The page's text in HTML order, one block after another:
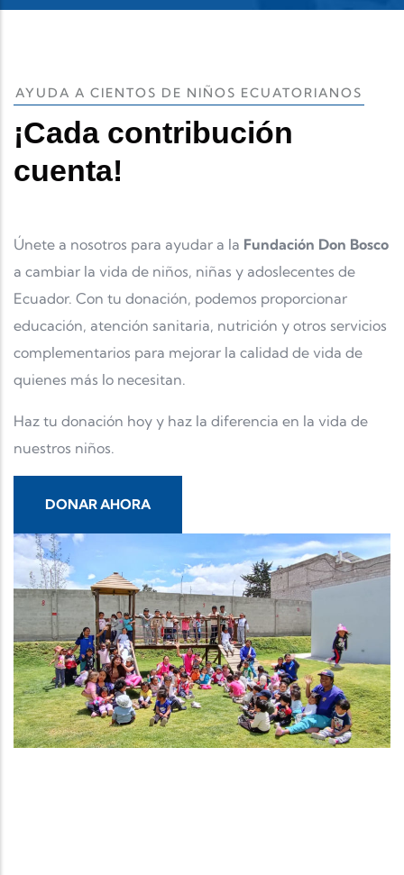
AYUDA A CIENTOS DE NIÑOS ECUATORIANOS
¡Cada contribución
cuenta!
Únete a nosotros para ayudar a la Fundación Don Bosco
a cambiar la vida de niños, niñas y adoslecentes de
Ecuador. Con tu donación, podemos proporcionar
educación, atención sanitaria, nutrición y otros servicios
complementarios para mejorar la calidad de vida de
quienes más lo necesitan.
Haz tu donación hoy y haz la diferencia en la vida de
nuestros niños.
DONAR AHORA